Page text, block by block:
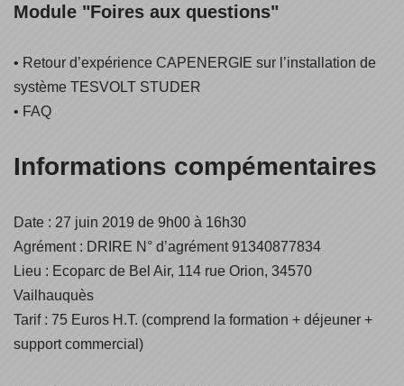
Module "Foires aux questions"
• Retour d’expérience CAPENERGIE sur l’installation de
système TESVOLT STUDER
• FAQ
Informations compémentaires
Date : 27 juin 2019 de 9h00 à 16h30
Agrément : DRIRE N° d’agrément 91340877834
Lieu : Ecoparc de Bel Air, 114 rue Orion, 34570
Vailhauquès
Tarif : 75 Euros H.T. (comprend la formation + déjeuner +
support commercial)